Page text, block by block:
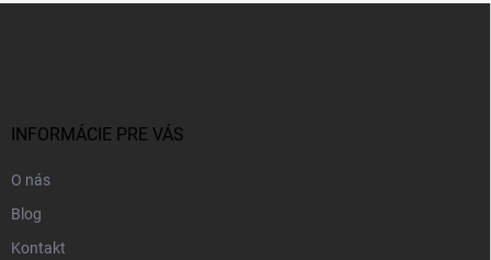
INFORMÁCIE PRE VÁS
O nás
Blog
Kontakt